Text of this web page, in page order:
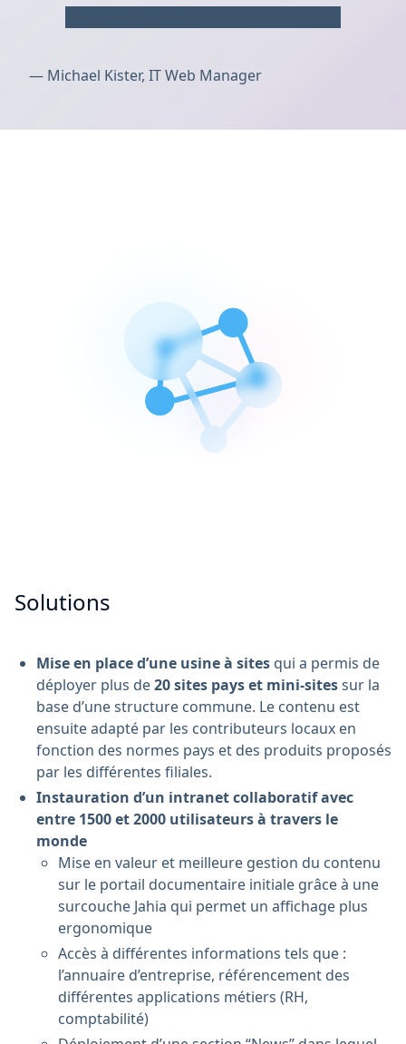
— Michael Kister, IT Web Manager
Solutions
Mise en place d’une usine à sites qui a permis de
déployer plus de20 sites pays et mini-sitessur la
base d’une structure commune. Le contenu est
ensuite adapté par les contributeurs locaux en
fonction des normes pays et des produits proposés
par les différentes filiales.
Instauration d’un intranet collaboratif avec
entre 1500 et 2000 utilisateurs à travers le
monde
Mise en valeur et meilleure gestion du contenu
sur le portail documentaire initiale grâce à une
surcouche Jahia qui permet un affichage plus
ergonomique
Accès à différentes informations tels que :
l’annuaire d’entreprise, référencement des
différentes applications métiers (RH,
comptabilité)